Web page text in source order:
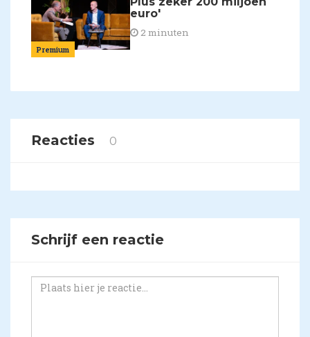
Premium
euro'
2 minuten
Reacties 0
Schrijf een reactie